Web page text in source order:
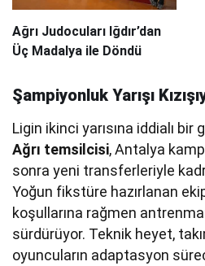
Ağrı Judocuları Iğdır’dan
Üç Madalya ile Döndü
Şampiyonluk Yarışı
Ligin ikinci yarısına iddialı
Ağrı temsilcisi, Antalya
sonra yeni transferleriyle
Yoğun fikstüre hazırlanan
koşullarına rağmen
sürdürüyor. Teknik heyet,
oyuncuların adaptasyon